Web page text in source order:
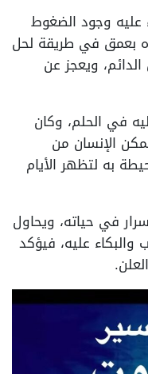
عليه وجود الضغوط
بعمق في طريقة لحل
ويعجز عن
في الحلم، وكان
الإنسان من
به لتظهر الأيام
في حياته، ويحاول
عليه، فيؤكد